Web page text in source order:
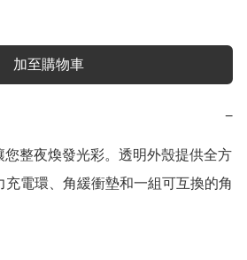
加至購物車
−
您整夜煥發光彩。透明外殼提供全方
電環、角緩衝墊和一組可互換的角